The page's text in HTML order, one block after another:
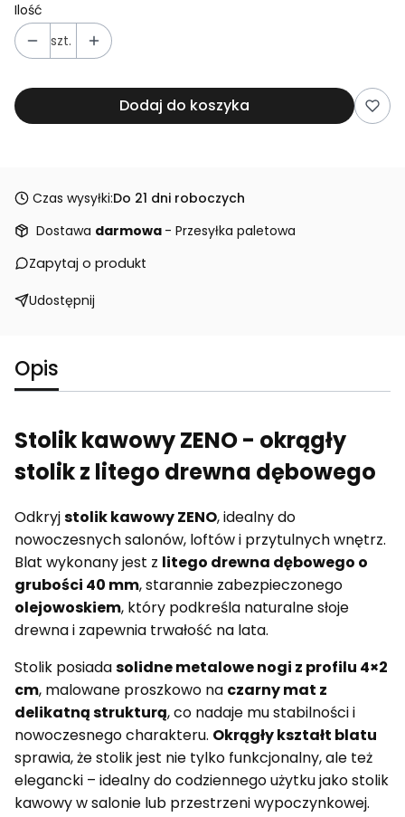
Ilość
szt.
Dodaj do koszyka
Czas wysyłki:Do 21 dni roboczych
Dostawa darmowa - Przesyłka paletowa
Zapytaj o produkt
Udostępnij
Opis
Stolik kawowy ZENO - okrągły
stolik z litego drewna dębowego
Odkryjstolik kawowy ZENO, idealny do
nowoczesnych salonów, loftów i przytulnych wnętrz.
Blat wykonany jest z litego drewna dębowego o
grubości 40 mm, starannie zabezpieczonego
olejowoskiem, który podkreśla naturalne słoje
drewna i zapewnia trwałość na lata.
Stolik posiadasolidne metalowe nogi z profilu 4×2
cm, malowane proszkowo na czarny mat z
delikatną strukturą, co nadaje mu stabilności i
nowoczesnego charakteru. Okrągły kształt blatu
sprawia, że stolik jest nie tylko funkcjonalny, ale też
elegancki – idealny do codziennego użytku jako stolik
kawowy w salonie lub przestrzeni wypoczynkowej.